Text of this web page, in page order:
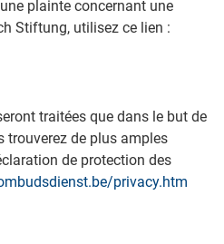
plainte concernant une
Stiftung, utilisez ce lien :
traitées que dans le but de
trouverez de plus amples
de protection des
privacy.htm